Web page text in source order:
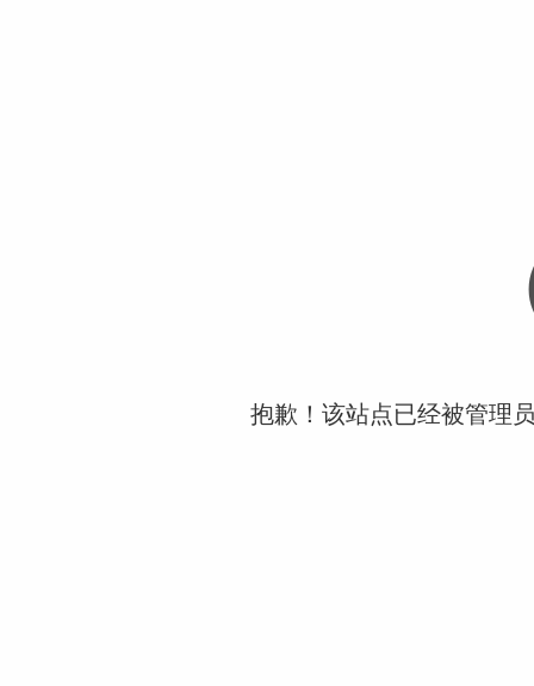
抱歉！该站点已经被管理